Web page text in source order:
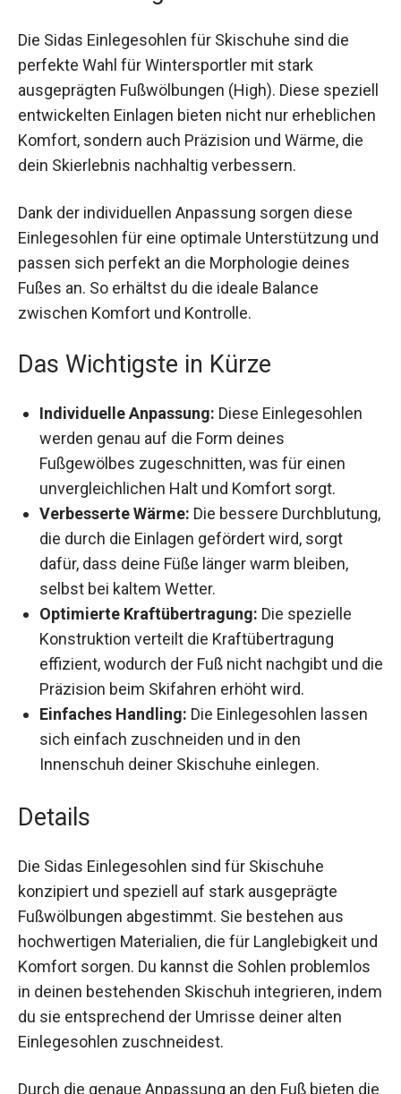
perfekte Wahl für Wintersportler mit stark
ausgeprägten Fußwölbungen (High). Diese
speziell entwickelten Einlagen bieten nicht nur
erheblichen Komfort, sondern auch Präzision und
Wärme, die dein Skierlebnis nachhaltig
verbessern.
Dank der individuellen Anpassung sorgen diese
Einlegesohlen für eine optimale Unterstützung
und passen sich perfekt an die Morphologie
deines Fußes an. So erhältst du die ideale
Balance zwischen Komfort und Kontrolle.
Das Wichtigste in Kürze
Individuelle Anpassung: Diese Einlegesohlen
werden genau auf die Form deines
Fußgewölbes zugeschnitten, was für einen
unvergleichlichen Halt und Komfort sorgt.
Verbesserte Wärme: Die bessere
Durchblutung, die durch die Einlagen gefördert
wird, sorgt dafür, dass deine Füße länger warm
bleiben, selbst bei kaltem Wetter.
Optimierte Kraftübertragung: Die spezielle
Konstruktion verteilt die Kraftübertragung
effizient, wodurch der Fuß nicht nachgibt und
die Präzision beim Skifahren erhöht wird.
Einfaches Handling: Die Einlegesohlen lassen
sich einfach zuschneiden und in den
Innenschuh deiner Skischuhe einlegen.
Details
Die Sidas Einlegesohlen sind für Skischuhe
konzipiert und speziell auf stark ausgeprägte
Fußwölbungen abgestimmt. Sie bestehen aus
hochwertigen Materialien, die für Langlebigkeit
und Komfort sorgen. Du kannst die Sohlen
problemlos in deinen bestehenden Skischuh
integrieren, indem du sie entsprechend der
Umrisse deiner alten Einlegesohlen
zuschneidest.